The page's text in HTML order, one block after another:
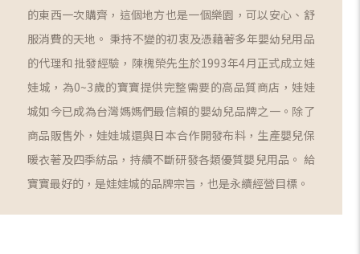
的東西一次購齊，這個地方也是一個樂園，可以安心、舒
服消費的天地。 秉持不變的初衷及憑藉著多年嬰幼兒用品
的代理和批發經驗，陳槐榮先生於1993年4月正式成立娃
娃城，為0~3歲的寶寶提供完整需要的高品質商店，娃娃
城如今已成為台灣媽媽們最信賴的嬰幼兒品牌之一。除了
商品販售外，娃娃城還與日本合作開發布料，生產嬰兒保
暖衣著及四季紡品，持續不斷研發各類優質嬰兒用品。 給
寶寶最好的，是娃娃城的品牌宗旨，也是永續經營目標。